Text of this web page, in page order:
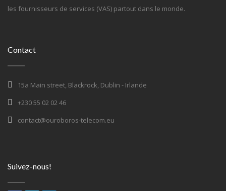
les fournisseurs de services (VAS) partout dans le monde.
Contact
15a Main street, Blackrock, Dublin - Irlande
+230 55 02 02 46
contact@ouroboros-telecom.eu
Suivez-nous!